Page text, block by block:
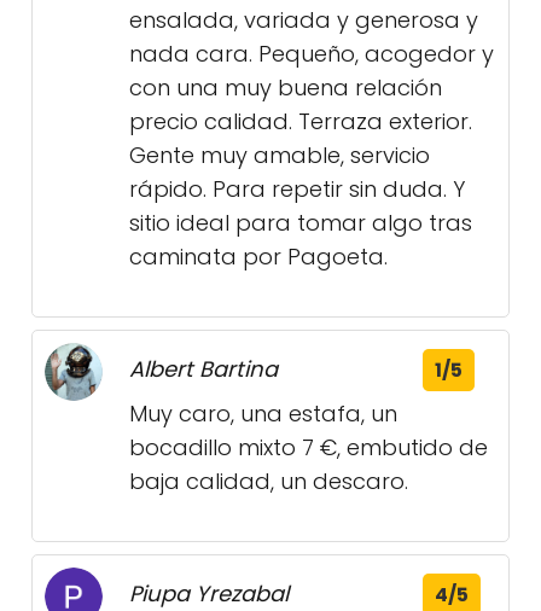
ensalada, variada y generosa y
nada cara. Pequeño, acogedor y
con una muy buena relación
precio calidad. Terraza exterior.
Gente muy amable, servicio
rápido. Para repetir sin duda. Y
sitio ideal para tomar algo tras
caminata por Pagoeta.
Albert Bartina 1/5
Muy caro, una estafa, un
bocadillo mixto 7 €, embutido de
baja calidad, un descaro.
Piupa Yrezabal 4/5